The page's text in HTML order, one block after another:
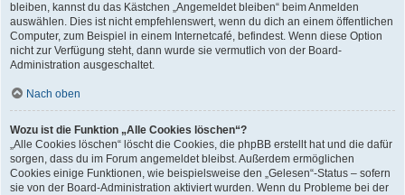
bleiben, kannst du das Kästchen „Angemeldet bleiben“ beim Anmelden
auswählen. Dies ist nicht empfehlenswert, wenn du dich an einem öffentlichen
Computer, zum Beispiel in einem Internetcafé, befindest. Wenn diese Option
nicht zur Verfügung steht, dann wurde sie vermutlich von der Board-
Administration ausgeschaltet.
Nach oben
Wozu ist die Funktion „Alle Cookies löschen“?
„Alle Cookies löschen“ löscht die Cookies, die phpBB erstellt hat und die dafür
sorgen, dass du im Forum angemeldet bleibst. Außerdem ermöglichen
Cookies einige Funktionen, wie beispielsweise den „Gelesen“-Status – sofern
sie von der Board-Administration aktiviert wurden. Wenn du Probleme bei der